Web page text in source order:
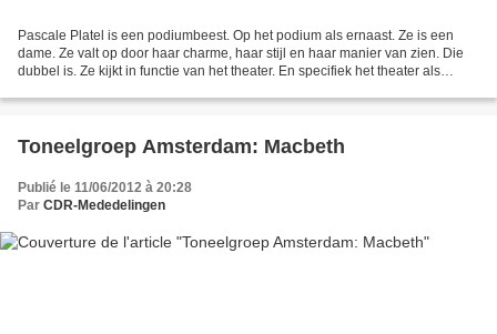
Pascale Platel is een podiumbeest. Op het podium als ernaast. Ze is een
dame. Ze valt op door haar charme, haar stijl en haar manier van zien. Die
dubbel is. Ze kijkt in functie van het theater. En specifiek het theater als
Toneelgroep Amsterdam: Macbeth
Publié le 11/06/2012 à 20:28
Par CDR-Mededelingen